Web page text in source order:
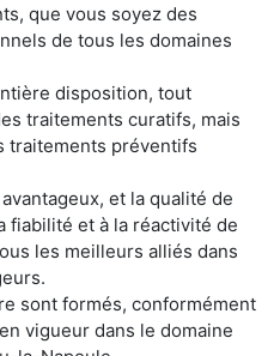
que vous soyez des
de tous les domaines
disposition, tout
traitements curatifs, mais
traitements préventifs
et la qualité de
fiabilité et à la réactivité de
les meilleurs alliés dans
sont formés, conformément
vigueur dans le domaine